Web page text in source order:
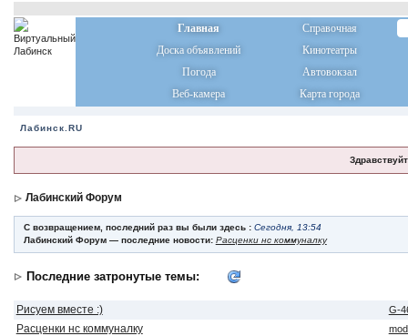
Главная
Справочная
Доска объявлений
Кинотеатры
Погода
Автовокзал
Веб-камера
Карта города
Лабинск.RU
Лабинский Форум
С возвращением, последний раз вы были здесь : Сегодня, 13:54
Лабинский Форум — последние новости: Расценки нс коммуналку
Последние затронутые темы:
Рисуем вместе :) G-
Расценки нс коммуналку